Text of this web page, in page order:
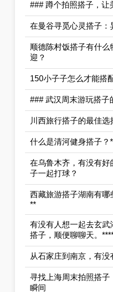
### 蹲个拍照搭子，让
在曼谷寻觅心灵搭子
顺德陈村饭搭子有什
迎？
150小子子怎么才能搭
### 武汉周末游玩搭子
川西旅行搭子的最佳
什么是清河健身搭子？
在乌鲁木齐，有没有好
子一起打球？
西藏旅游搭子湖南有哪
**
有没有人想一起去玄武
搭子，顺便聊聊天。
从石家庄到南京，有没
寻找上海周末拍照搭
瞬间